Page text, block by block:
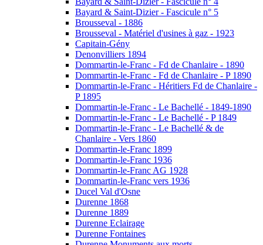
Bayard & Saint-Dizier - Fascicule n° 5
Brousseval - 1886
Brousseval - Matériel d'usines à gaz - 1923
Capitain-Gény
Denonvilliers 1894
Dommartin-le-Franc - Fd de Chanlaire - 1890
Dommartin-le-Franc - Fd de Chanlaire - P 1890
Dommartin-le-Franc - Héritiers Fd de Chanlaire -
P 1895
Dommartin-le-Franc - Le Bachellé - 1849-1890
Dommartin-le-Franc - Le Bachellé - P 1849
Dommartin-le-Franc - Le Bachellé & de
Chanlaire - Vers 1860
Dommartin-le-Franc 1899
Dommartin-le-Franc 1936
Dommartin-le-Franc AG 1928
Dommartin-le-Franc vers 1936
Ducel Val d'Osne
Durenne 1868
Durenne 1889
Durenne Eclairage
Durenne Fontaines